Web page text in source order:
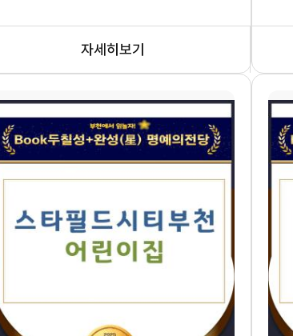
자세히보기